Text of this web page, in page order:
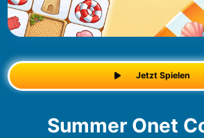
Jetzt Spielen
Summer Onet